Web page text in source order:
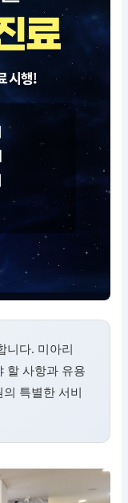
니다. 미아리
할 사항과 유용
특별한 서비